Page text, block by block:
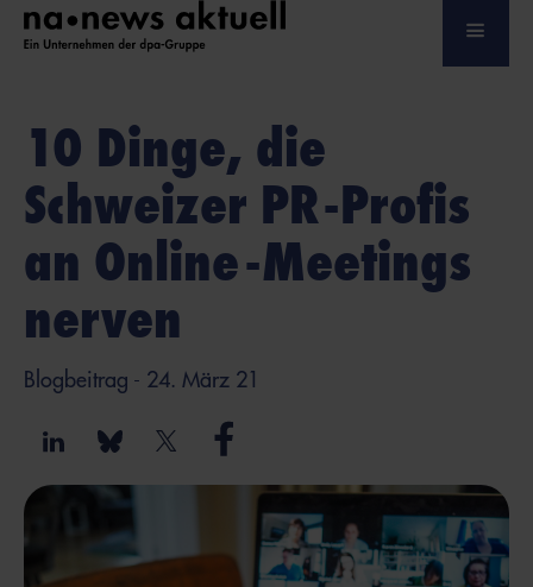
10 Dinge, die
Schweizer PR-Profis
an Online-Meetings
nerven
Blogbeitrag - 24. März 21